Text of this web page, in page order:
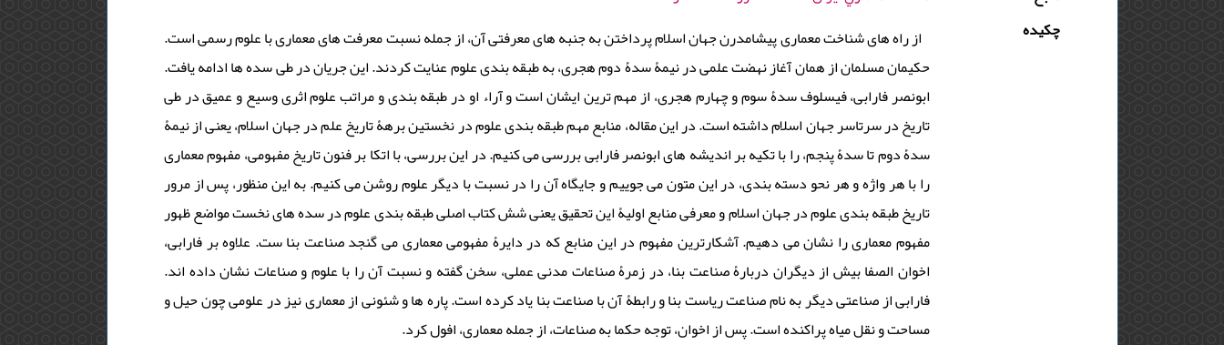
چکیده
از راه های شناخت معماری پیشامدرن جهان اسلام پرداختن به جنبه های معرفتی آن، از جمله نسبت معرفت های معماری با علوم رسمی است.
حکیمان مسلمان از همان آغاز نهضت علمی در نیمۀ سدۀ دوم هجری، به طبقه بندی علوم عنایت کردند. این جریان در طی سده ها ادامه یافت.
ابونصر فارابی، فیسلوف سدۀ سوم و چهارم هجری، از مهم ترین ایشان است و آراء او در طبقه بندی و مراتب علوم اثری وسیع و عمیق در طی
تاریخ در سرتاسر جهان اسلام داشته است. در این مقاله، منابع مهم طبقه بندی علوم در نخستین برهۀ تاریخ علم در جهان اسلام، یعنی از نیمۀ
سدۀ دوم تا سدۀ پنجم، را با تکیه بر اندیشه های ابونصر فارابی بررسی می کنیم. در این بررسی، با اتکا بر فنون تاریخ مفهومی، مفهوم معماری
را با هر واژه و هر نحو دسته بندی، در این متون می جوییم و جایگاه آن را در نسبت با دیگر علوم روشن می کنیم. به این منظور، پس از مرور
تاریخ طبقه بندی علوم در جهان اسلام و معرفی منابع اولیۀ این تحقیق یعنی شش کتاب اصلی طبقه بندی علوم در سده های نخست مواضع ظهور
مفهوم معماری را نشان می دهیم. آشکارترین مفهوم در این منابع که در دایرۀ مفهومی معماری می گنجد صناعت بنا ست. علاوه بر فارابی،
اخوان الصفا بیش از دیگران دربارۀ صناعت بنا، در زمرۀ صناعات مدنی عملی، سخن گفته و نسبت آن را با علوم و صناعات نشان داده اند.
فارابی از صناعتی دیگر به نام صناعت ریاست بنا و رابطۀ آن با صناعت بنا یاد کرده است. پاره ها و شئونی از معماری نیز در علومی چون حیل و
مساحت و نقل میاه پراکنده است. پس از اخوان، توجه حکما به صناعات، از جمله معماری، افول کرد.